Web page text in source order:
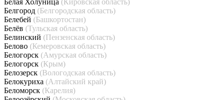
Белая Холуница (Кировская область)
Белгород (Белгородская область)
Белебей (Башкортостан)
Белёв (Тульская область)
Белинский (Пензенская область)
Белово (Кемеровская область)
Белогорск (Амурская область)
Белогорск (Крым)
Белозерск (Вологодская область)
Белокуриха (Алтайский край)
Беломорск (Карелия)